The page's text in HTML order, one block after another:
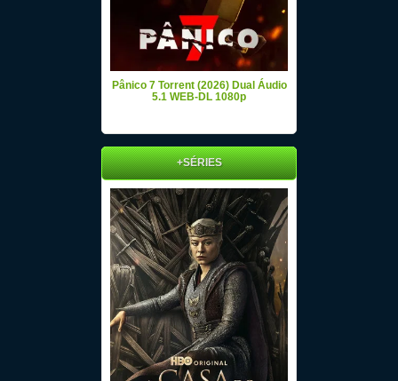
Pânico 7 Torrent (2026) Dual Áudio
5.1 WEB-DL 1080p
+SÉRIES